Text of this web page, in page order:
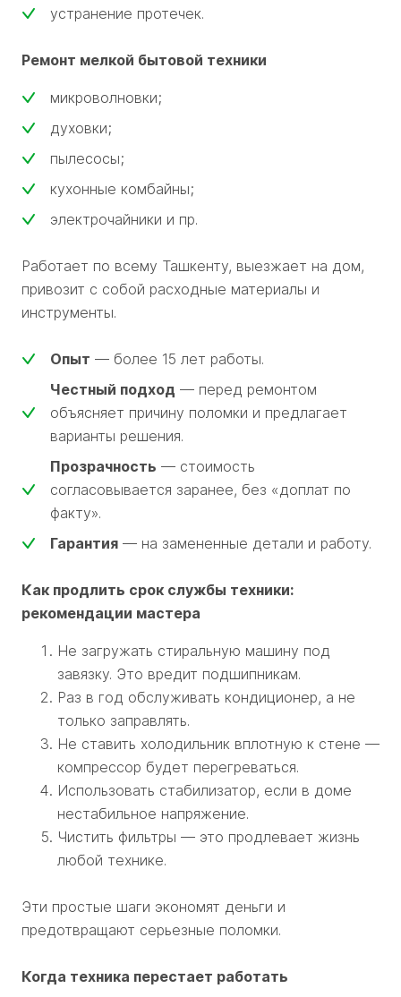
устранение протечек.
Ремонт мелкой бытовой техники
микроволновки;
духовки;
пылесосы;
кухонные комбайны;
электрочайники и пр.
Работает по всему Ташкенту, выезжает на дом,
привозит с собой расходные материалы и
инструменты.
Опыт — более 15 лет работы.
Честный подход — перед ремонтом
объясняет причину поломки и предлагает
варианты решения.
Прозрачность — стоимость
согласовывается заранее, без «доплат по
факту».
Гарантия — на замененные детали и работу.
Как продлить срок службы техники:
рекомендации мастера
Не загружать стиральную машину под
завязку. Это вредит подшипникам.
Раз в год обслуживать кондиционер, а не
только заправлять.
Не ставить холодильник вплотную к стене —
компрессор будет перегреваться.
Использовать стабилизатор, если в доме
нестабильное напряжение.
Чистить фильтры — это продлевает жизнь
любой технике.
Эти простые шаги экономят деньги и
предотвращают серьезные поломки.
Когда техника перестает работать